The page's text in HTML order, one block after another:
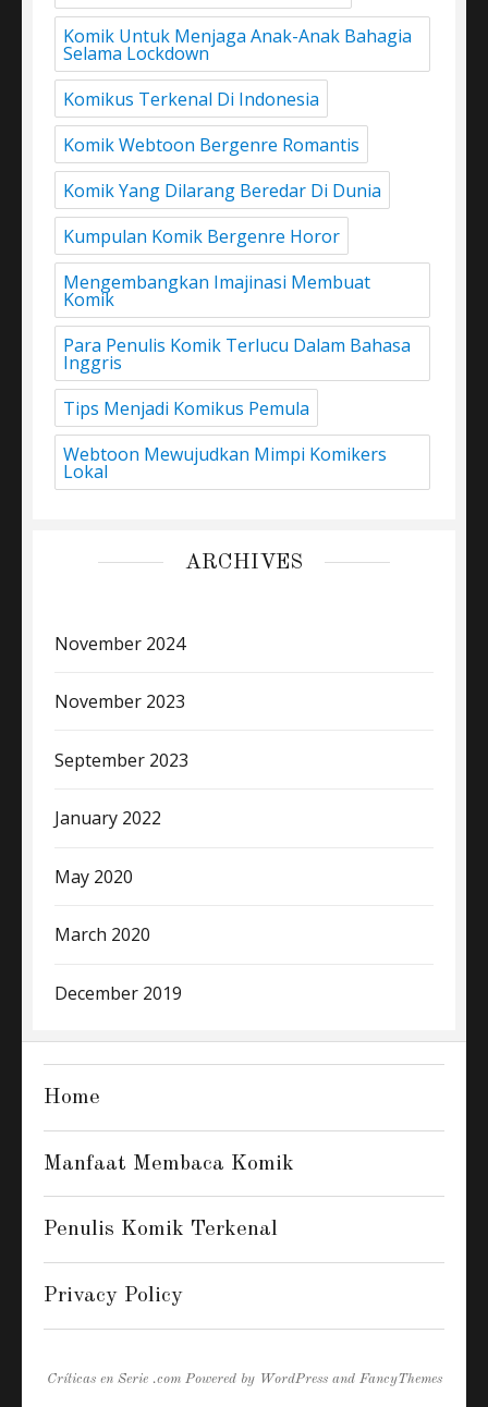
Komik Untuk Menjaga Anak-Anak Bahagia
Selama Lockdown
Komikus Terkenal Di Indonesia
Komik Webtoon Bergenre Romantis
Komik Yang Dilarang Beredar Di Dunia
Kumpulan Komik Bergenre Horor
Mengembangkan Imajinasi Membuat
Komik
Para Penulis Komik Terlucu Dalam Bahasa
Inggris
Tips Menjadi Komikus Pemula
Webtoon Mewujudkan Mimpi Komikers
Lokal
ARCHIVES
November 2024
November 2023
September 2023
January 2022
May 2020
March 2020
December 2019
Home
Manfaat Membaca Komik
Penulis Komik Terkenal
Privacy Policy
Críticas en Serie .comPowered by WordPressand FancyThemes